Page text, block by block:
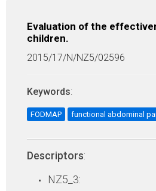
Evaluation of the
children.
2015/17/N/NZ5/02596
Keywords:
FODMAP functional abdominal
Descriptors:
NZ5_3: